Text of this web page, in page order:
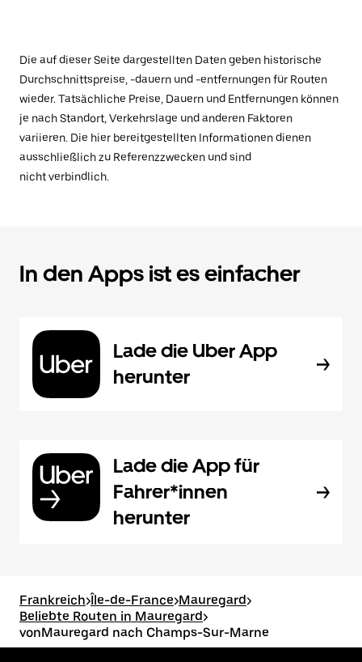
Die auf dieser Seite dargestellten Daten geben historische
Durchschnittspreise, -dauern und -entfernungen für Routen
wieder. Tatsächliche Preise, Dauern und Entfernungen können
je nach Standort, Verkehrslage und anderen Faktoren
variieren. Die hier bereitgestellten Informationen dienen
ausschließlich zu Referenzzwecken und sind
nicht verbindlich.
In den Apps ist es einfacher
Lade die Uber App
herunter
Lade die App für
Fahrer*innen
herunter
Frankreich>Île-de-France>Mauregard>
Beliebte Routen in Mauregard>
vonMauregard nach Champs-Sur-Marne